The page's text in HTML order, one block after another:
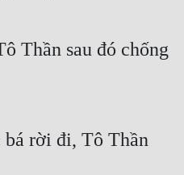
Thần sau đó chống
bá rời đi, Tô Thần